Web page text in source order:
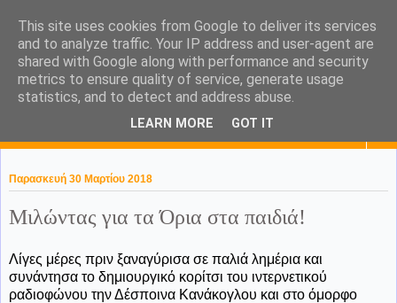
KaPa. Me without you...tea
without a biscuit!
Παρασκευή 30 Μαρτίου 2018
Μιλώντας για τα Όρια στα παιδιά!
Λίγες μέρες πριν ξαναγύρισα σε παλιά λημέρια και
συνάντησα το δημιουργικό κορίτσι του ιντερνετικού
ραδιοφώνου την Δέσποινα Κανάκογλου και στο όμορφο
This site uses cookies from Google to deliver its services
and to analyze traffic. Your IP address and user-agent are
shared with Google along with performance and security
metrics to ensure quality of service, generate usage
statistics, and to detect and address abuse.
LEARN MORE GOT IT